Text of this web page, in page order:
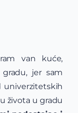
van kuće,
jer sam
univerzitetskih
života u gradu